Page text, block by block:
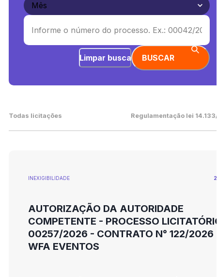
Limpar busca BUSCAR
Todas licitações Regulamentação lei
INEXIGIBILIDADE
AUTORIZAÇÃO DA AUTORIDADE
COMPETENTE - PROCESSO
00257/2026 - CONTRATO N° 122/2026
WFA EVENTOS